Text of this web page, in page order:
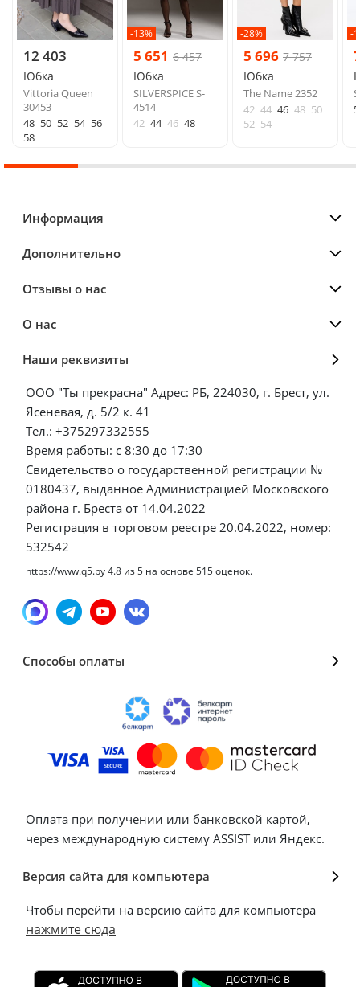
12 403
Юбка
Vittoria Queen
30453
48 50 52 54 56
58
-13%
5 651 6 457
Юбка
SILVERSPICE S-
4514
42 44 46 48
-28%
5 696 7 757
Юбка
The Name 2352
42 44 46 48 50
52 54
-
Информация
Дополнительно
Отзывы о нас
О нас
Наши реквизиты
ООО "Ты прекрасна" Адрес: РБ, 224030, г. Брест, ул.
Ясеневая, д. 5/2 к. 41
Тел.: +375297332555
Время работы: с 8:30 до 17:30
Свидетельство о государственной регистрации №
0180437, выданное Администрацией Московского
района г. Бреста от 14.04.2022
Регистрация в торговом реестре 20.04.2022, номер:
532542
https://www.q5.by4.8 из5 на основе 515оценок.
Способы оплаты
Оплата при получении или банковской картой,
через международную систему ASSIST или Яндекс.
Версия сайта для компьютера
Чтобы перейти на версию сайта для компьютера
нажмите сюда